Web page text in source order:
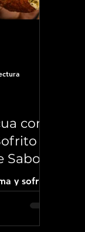
con
–
y sofrito
en el
casero,
de la